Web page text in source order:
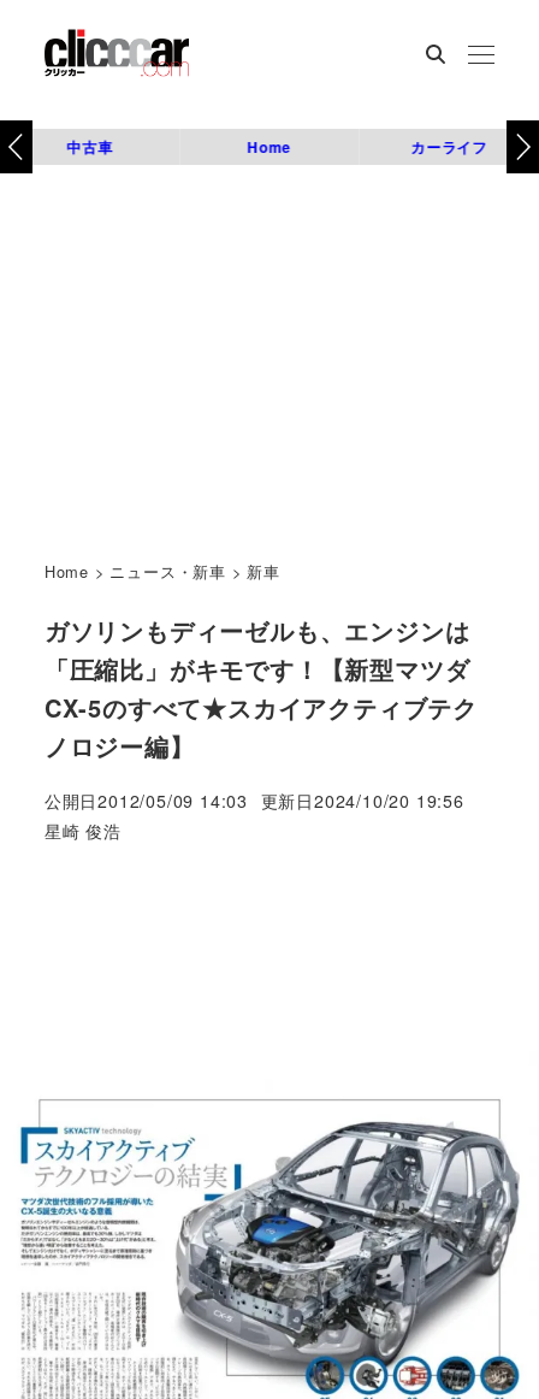
中古車 Home カーライフ
Home > ニュース・新車 > 新車
ガソリンもディーゼルも、エンジンは
「圧縮比」がキモです！【新型マツダ
CX-5のすべて★スカイアクティブテク
ノロジー編】
公開日2012/05/09 14:03 更新日2024/10/20 19:56
著
星崎 俊浩